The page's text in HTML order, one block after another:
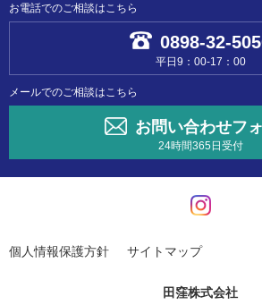
お電話でのご相談はこちら
0898-32-
平日9：00-17：00
メールでのご相談はこちら
お問い合わせフ
24時間365日受付
個人情報保護方針 サイトマップ
田窪株式会社